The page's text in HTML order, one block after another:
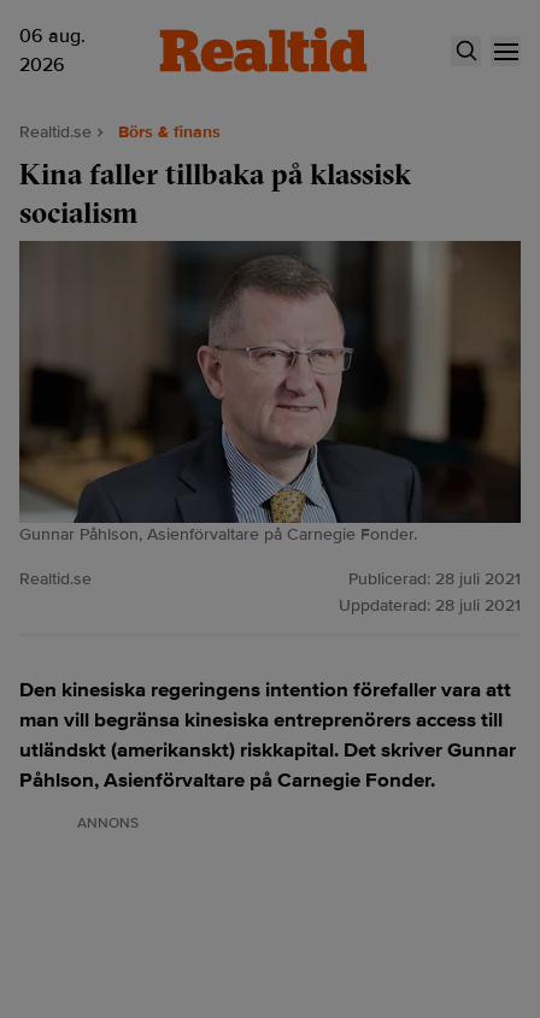
06 aug.
2026
Realtid.se Börs & finans
Kina faller tillbaka på klassisk
socialism
Gunnar Påhlson, Asienförvaltare på Carnegie Fonder.
Realtid.se Publicerad: 28 juli 2021
Uppdaterad: 28 juli 2021
Den kinesiska regeringens intention förefaller vara att
man vill begränsa kinesiska entreprenörers access till
utländskt (amerikanskt) riskkapital. Det skriver Gunnar
Påhlson, Asienförvaltare på Carnegie Fonder.
ANNONS